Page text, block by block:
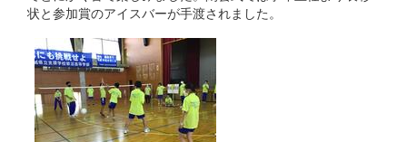
状と参加賞のアイスバーが手渡されました。